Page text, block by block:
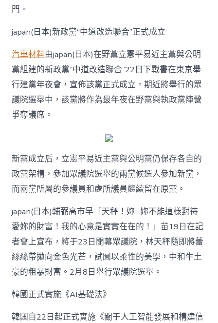
門。
japan(日本)新政黨“中道改造聯合”正式成立
汽車材料由japan(日本)在野黨立憲平易近主黨與公明
黨組建的新政黨“中道改造聯合”22日下戰書在東京舉
行建黨年夜會，宣佈該黨正式成立。期近將舉行的眾
議院選舉中，該黨將作為最年夜在野黨與執政黨陣營
爭奪議席。
新黨成立后，立憲平易近主黨與公明黨仍保存各自的
政黨架構，參加眾議院選舉的兩黨候選人參加新黨，
而兩黨所屬的參議員和處所議員繼續留在原黨。
japan(日本)輔弼高市早「天秤！妳…妳不能這樣對待
愛妳的財富！我的心意是實實在在的！」苗19日在記
者會上宣布，將于23日閉幕眾議院，林天秤隨即將蕾
絲絲帶拋向金色光芒，試圖以柔性的美學，中和牛土
豪的粗暴財富。2月8日舉行眾議院選舉。
韓國正式實施《AI基礎法》
韓國自22日起正式實施《關于人工智能發展和構建信